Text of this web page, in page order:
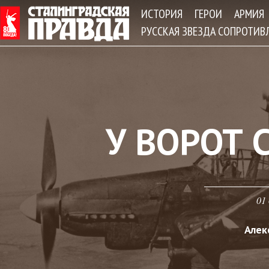
ИСТОРИЯ ГЕРОИ
АРМИЯ
РУССКАЯ ЗВЕЗДА
У ВОРОТ
01